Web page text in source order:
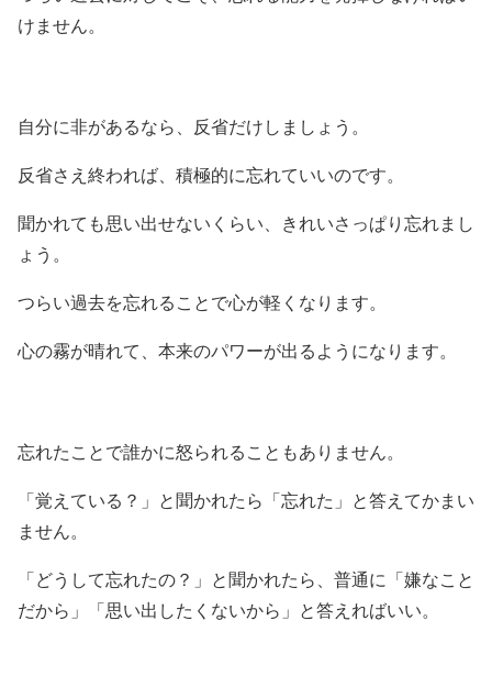
けません。
自分に非があるなら、反省だけしましょう。
反省さえ終われば、積極的に忘れていいのです。
聞かれても思い出せないくらい、きれいさっぱり忘れまし
ょう。
つらい過去を忘れることで心が軽くなります。
心の霧が晴れて、本来のパワーが出るようになります。
忘れたことで誰かに怒られることもありません。
「覚えている？」と聞かれたら「忘れた」と答えてかまい
ません。
「どうして忘れたの？」と聞かれたら、普通に「嫌なこと
だから」「思い出したくないから」と答えればいい。